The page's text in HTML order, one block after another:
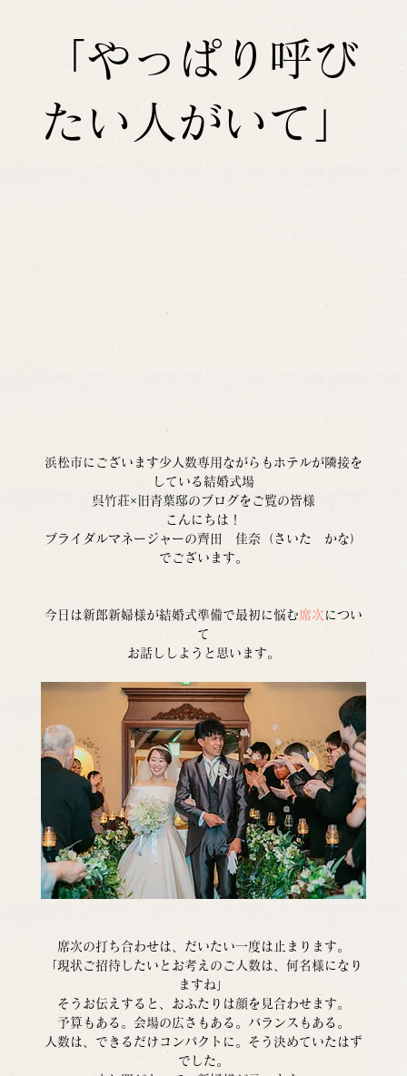
「やっぱり呼び
たい人がいて」
浜松市にございます少人数専用ながらもホテルが隣接を
している結婚式場
呉竹荘×旧青葉邸のブログをご覧の皆様
こんにちは！
ブライダルマネージャーの齊田　佳奈（さいた　かな）
でございます。
今日は新郎新婦様が結婚式準備で最初に悩む席次 につい
て
お話ししようと思います。
席次の打ち合わせは、だいたい一度は止まります。
「現状ご招待したいとお考えのご人数は、何名様になり
ますね」
そうお伝えすると、おふたりは顔を見合わせます。
予算もある。会場の広さもある。バランスもある。
人数は、できるだけコンパクトに。そう決めていたはず
でした。